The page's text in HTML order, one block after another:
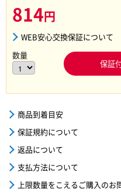
814円
WEB安心交換保証について
数量
保証
商品到着目安
保証規約について
返品について
支払方法について
上限数量をこえるご購入のお